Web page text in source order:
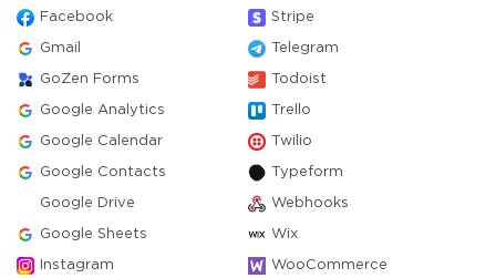
Facebook Stripe
Gmail Telegram
GoZen Forms Todoist
Google Analytics Trello
Google Calendar Twilio
Google Contacts Typeform
Google Drive Webhooks
Google Sheets Wix
Instagram WooCommerce